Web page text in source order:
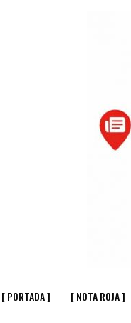
[ PORTADA ] [ NOTA ROJA ]